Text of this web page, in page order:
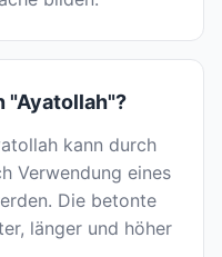
"Ayatollah"?
kann durch
Verwendung eines
Die betonte
länger und höher